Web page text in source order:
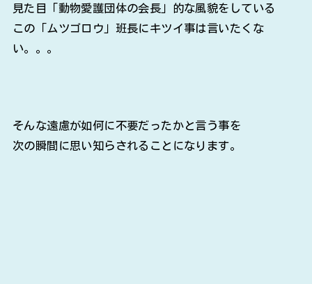
見た目「動物愛護団体の会長」的な風貌をしている
この「ムツゴロウ」班長にキツイ事は言いたくな
い。。。
そんな遠慮が如何に不要だったかと言う事を
次の瞬間に思い知らされることになります。